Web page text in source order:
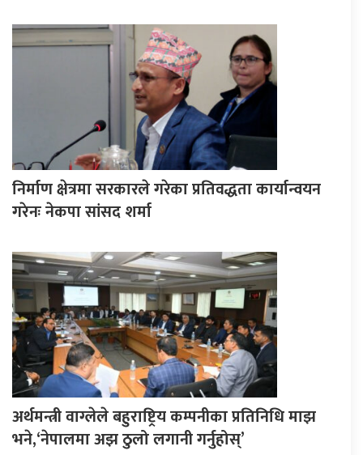
निर्माण क्षेत्रमा सरकारले गरेका प्रतिवद्धता कार्यान्वयन
गरेनः नेकपा सांसद शर्मा
अर्थमन्त्री वाग्लेले बहुराष्ट्रिय कम्पनीका प्रतिनिधि माझ
भने,‘नेपालमा अझ ठुलो लगानी गर्नुहोस्’